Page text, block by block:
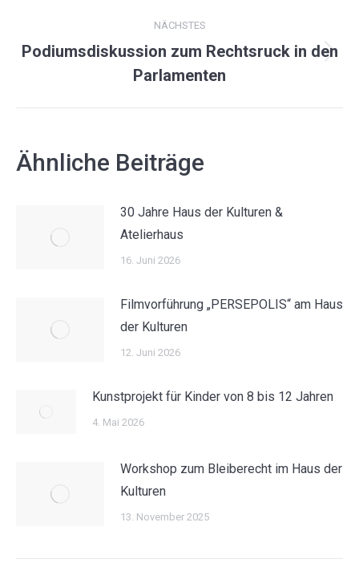
NÄCHSTES
Nächster
Beitrag:
Podiumsdiskussion zum Rechtsruck in den
Parlamenten
Ähnliche Beiträge
30 Jahre Haus der Kulturen &
Atelierhaus
16. Juni 2026
Filmvorführung „PERSEPOLIS“ am Haus
der Kulturen
12. Juni 2026
Kunstprojekt für Kinder von 8 bis 12 Jahren
4. Mai 2026
Workshop zum Bleiberecht im Haus der
Kulturen
13. November 2025